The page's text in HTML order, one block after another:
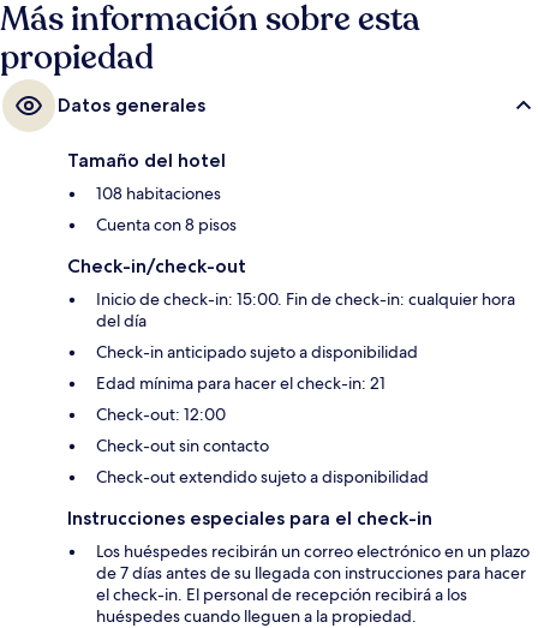
Más información sobre esta
propiedad
Datos generales
Tamaño del hotel
108 habitaciones
Cuenta con 8 pisos
Check-in/check-out
Inicio de check-in: 15:00. Fin de check-in: cualquier hora
del día
Check-in anticipado sujeto a disponibilidad
Edad mínima para hacer el check-in: 21
Check-out: 12:00
Check-out sin contacto
Check-out extendido sujeto a disponibilidad
Instrucciones especiales para el check-in
Los huéspedes recibirán un correo electrónico en un plazo
de 7 días antes de su llegada con instrucciones para hacer
el check-in. El personal de recepción recibirá a los
huéspedes cuando lleguen a la propiedad.